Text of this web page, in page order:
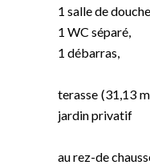
1 salle de
1 WC séparé,
1 débarras,
terasse (31,13
jardin privatif
au rez-de